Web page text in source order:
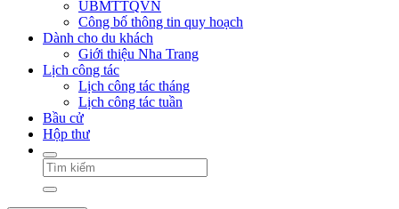
UBMTTQVN
Công bố thông tin quy hoạch
Dành cho du khách
Giới thiệu Nha Trang
Lịch công tác
Lịch công tác tháng
Lịch công tác tuần
Bầu cử
Hộp thư